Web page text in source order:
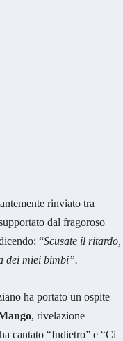
rinviato tra
dal fragoroso
“Scusate il ritardo,
dei miei bimbi”.
ha portato un ospite
, rivelazione
cantato “Indietro” e “Ci